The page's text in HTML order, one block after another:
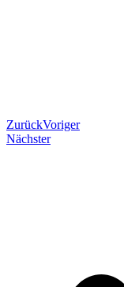
ZurückVoriger
Nächster